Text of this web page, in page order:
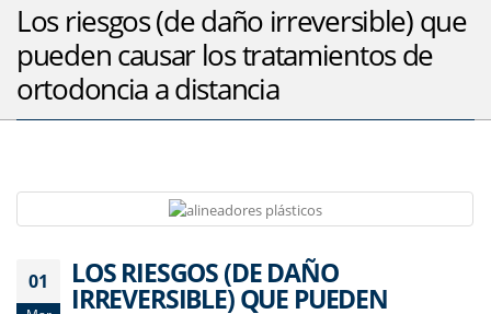
Los riesgos (de daño irreversible) que
pueden causar los tratamientos de
ortodoncia a distancia
01 LOS RIESGOS (DE DAÑO
IRREVERSIBLE) QUE PUEDEN